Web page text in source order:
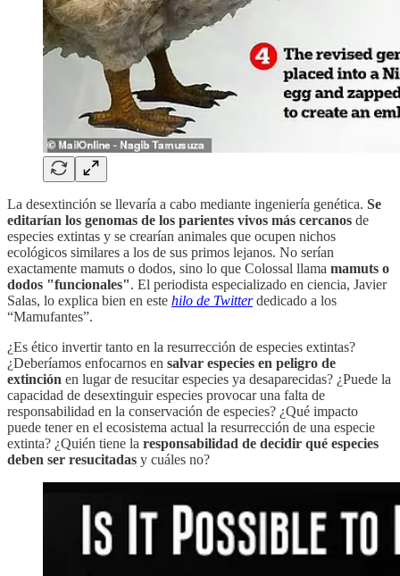
La desextinción se llevaría a cabo mediante ingeniería genética. Se
editarían los genomas de los parientes vivos más cercanos de
especies extintas y se crearían animales que ocupen nichos
ecológicos similares a los de sus primos lejanos. No serían
exactamente mamuts o dodos, sino lo que Colossal llama mamuts o
dodos "funcionales". El periodista especializado en ciencia, Javier
Salas, lo explica bien en este hilo de Twitterdedicado a los
“Mamufantes”.
¿Es ético invertir tanto en la resurrección de especies extintas?
¿Deberíamos enfocarnos en salvar especies en peligro de
extinción en lugar de resucitar especies ya desaparecidas? ¿Puede la
capacidad de desextinguir especies provocar una falta de
responsabilidad en la conservación de especies? ¿Qué impacto
puede tener en el ecosistema actual la resurrección de una especie
extinta? ¿Quién tiene la responsabilidad de decidir qué especies
deben ser resucitadas y cuáles no?